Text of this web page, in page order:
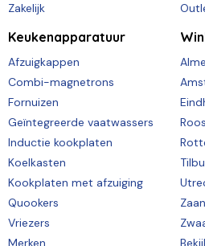
Zakelijk
Keukenapparatuur
Afzuigkappen
Combi-magnetrons
Fornuizen
Geïntegreerde vaatwassers
Inductie kookplaten
Koelkasten
Kookplaten met afzuiging
Quookers
Vriezers
Merken